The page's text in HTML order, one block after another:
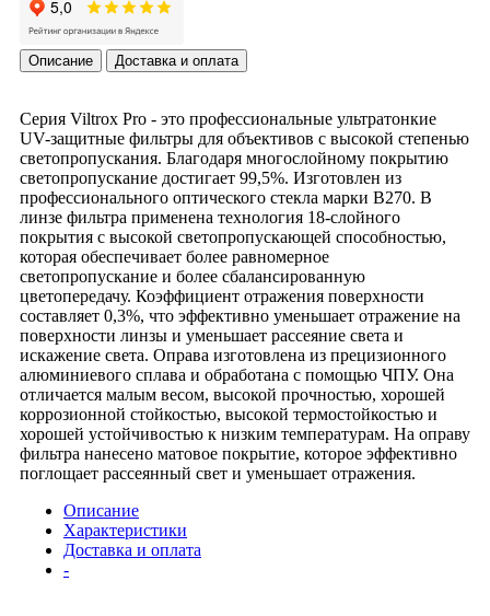
Описание Доставка и оплата
Серия Viltrox Pro - это профессиональные ультратонкие
UV-защитные фильтры для объективов с высокой степенью
светопропускания. Благодаря многослойному покрытию
светопропускание достигает 99,5%. Изготовлен из
профессионального оптического стекла марки B270. В
линзе фильтра применена технология 18-слойного
покрытия с высокой светопропускающей способностью,
которая обеспечивает более равномерное
светопропускание и более сбалансированную
цветопередачу. Коэффициент отражения поверхности
составляет 0,3%, что эффективно уменьшает отражение на
поверхности линзы и уменьшает рассеяние света и
искажение света. Оправа изготовлена из прецизионного
алюминиевого сплава и обработана с помощью ЧПУ. Она
отличается малым весом, высокой прочностью, хорошей
коррозионной стойкостью, высокой термостойкостью и
хорошей устойчивостью к низким температурам. На оправу
фильтра нанесено матовое покрытие, которое эффективно
поглощает рассеянный свет и уменьшает отражения.
Описание
Характеристики
Доставка и оплата
-